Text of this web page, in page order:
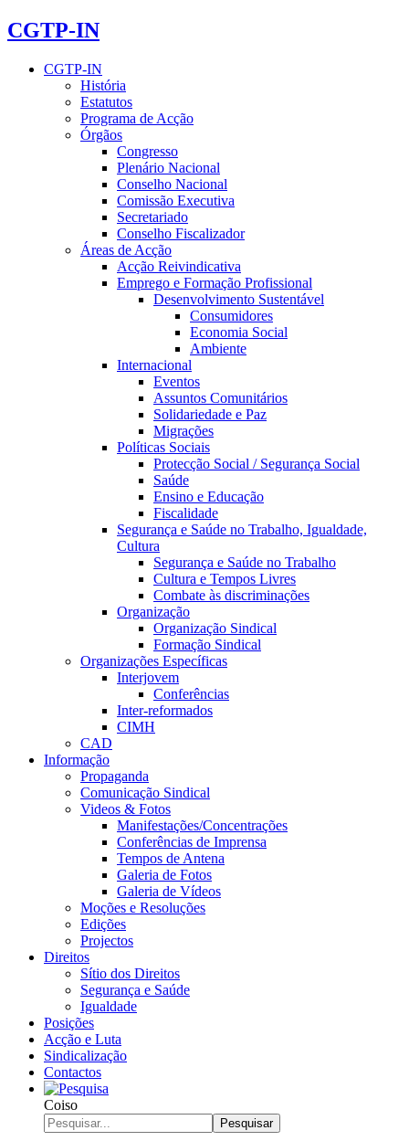
CGTP-IN
CGTP-IN
História
Estatutos
Programa de Acção
Órgãos
Congresso
Plenário Nacional
Conselho Nacional
Comissão Executiva
Secretariado
Conselho Fiscalizador
Áreas de Acção
Acção Reivindicativa
Emprego e Formação Profissional
Desenvolvimento Sustentável
Consumidores
Economia Social
Ambiente
Internacional
Eventos
Assuntos Comunitários
Solidariedade e Paz
Migrações
Políticas Sociais
Protecção Social / Segurança Social
Saúde
Ensino e Educação
Fiscalidade
Segurança e Saúde no Trabalho, Igualdade,
Cultura
Segurança e Saúde no Trabalho
Cultura e Tempos Livres
Combate às discriminações
Organização
Organização Sindical
Formação Sindical
Organizações Específicas
Interjovem
Conferências
Inter-reformados
CIMH
CAD
Informação
Propaganda
Comunicação Sindical
Videos & Fotos
Manifestações/Concentrações
Conferências de Imprensa
Tempos de Antena
Galeria de Fotos
Galeria de Vídeos
Moções e Resoluções
Edições
Projectos
Direitos
Sítio dos Direitos
Segurança e Saúde
Igualdade
Posições
Acção e Luta
Sindicalização
Contactos
Coiso
Pesquisar